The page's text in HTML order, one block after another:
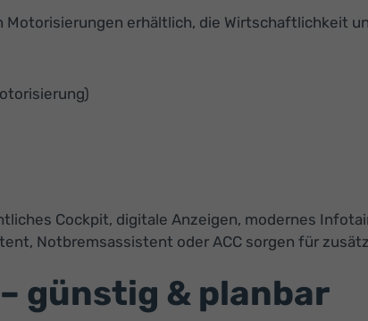
erhältlich, die Wirtschaftlichkeit
Cockpit, digitale Anzeigen, modernes
Notbremsassistent oder ACC sorgen für
günstig & planbar